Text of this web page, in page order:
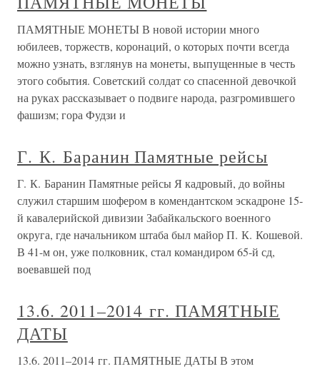
ПАМЯТНЫЕ МОНЕТЫ В новой истории много
юбилеев, торжеств, коронаций, о которых почти всегда
можно узнать, взглянув на монеты, выпущенные в честь
этого события. Советский солдат со спасенной девочкой
на руках рассказывает о подвиге народа, разгромившего
фашизм; гора Фудзи и
Г. К. Баранин Памятные рейсы
Г. К. Баранин Памятные рейсы Я кадровый, до войны
служил старшим шофером в комендантском эскадроне 15-
й кавалерийской дивизии Забайкальского военного
округа, где начальником штаба был майор П. К. Кошевой.
В 41-м он, уже полковник, стал командиром 65-й сд,
воевавшей под
13.6. 2011–2014 гг. ПАМЯТНЫЕ
ДАТЫ
13.6. 2011–2014 гг. ПАМЯТНЫЕ ДАТЫ В этом